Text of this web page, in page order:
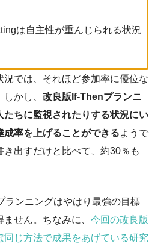
は自主性が重んじられる状況
では、それほど参加率に優位な
かし、 改良版If-Thenプランニ
たちに監視されたりする状況にい
成率を上げることができるようで
出すだけと比べて、約30％も
ランニングはやはり最強の目標
せん。ちなみに、 今回の改良版
同じ方法で成果をあげている研究